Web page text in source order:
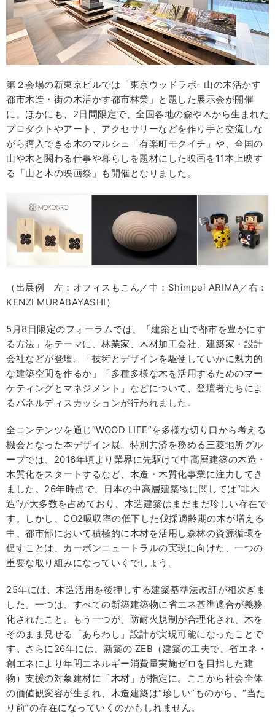
第２会場の新東京ビルでは「東京ウッドラボ- 山の木活かす
都市木造・街の木活かす都市林業」と題した展示会が開催
に。ほかにも、2日間限定で、全国各地の森や木から生まれた
プロダクトやアート、アクセサリーなどを作り手と交流しな
がら購入できる木のマルシェ「有楽町モクイチ」や、全国の
山や木と関わる仕事や暮らしを題材にした映画を11本上映す
る「山と木の映画祭」も開催となりました。
（出展例 左：オフィスもこん／中：Shimpei ARIMA／右：
KENZI MURABAYASHI）
5月8日限定のフォーラムでは、「建築と山で都市を豊かにす
る方法」をテーマに、林業家、木材加工会社、建築家・設計
会社などが登壇。「技術とデザインを駆使していかに魅力的
な建築空間を作るか」「多種多様な木を活用するためのマー
ケティングとマネジメント」などについて、登壇者たちによ
るパネルディスカッションが行われました。
全コンテンツを通じ“WOOD LIFE”を多様な切り口から考える
機会となった本デザイン展。特別共済を務める三菱地所グル
ープでは、2016年頃より業界に先駆けて中高層建築の木造・
木質化をスタートするなど、木造・木質化事業に注力してき
ました。26年時点で、日本の中高層建築物に関しては“非木
造”が大多数を占めており、木造建築はまだまだ珍しい存在で
す。しかし、CO2吸収率の低下した伐採適齢期の木が増える
中、都市部において積極的に木材を活用し森林の資源循環を
促すことは、カーボンニュートラルの実現に向けた、一つの
重要な取り組みになっていくでしょう。
25年には、木造活用を後押しする建築基準法改訂が相次ぎま
した。一つは、すべての新築建築物に省エネ基準適合が義務
化されたこと。もう一つが、防耐火規制が合理化され、木を
そのまま見せる「あらわし」設計が実現可能になったことで
す。さらに26年には、新築の ZEB（建築の工夫で、省エネ・
創エネにより年間エネルギー消費量実施ゼロを目指した建
物）支援の対象建材に「木材」が指定に。ここから社会全体
の価値観変容が生まれ、木造建築は“珍しい”ものから、“当た
り前”の存在になっていくのかもしれません。